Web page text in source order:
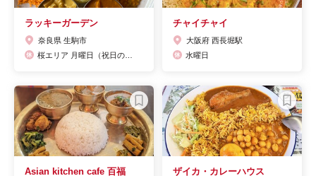
ラッキーガーデン
奈良県 生駒市
チャイチャイ
大阪府 西長堀駅
水曜日
Asian kitchen cafe 百福 ザイカ・カレーハウス